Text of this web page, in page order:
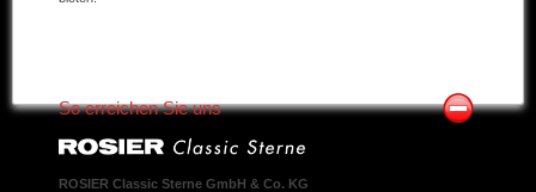
So erreichen Sie uns
ROSIER Classic Sterne GmbH & Co. KG